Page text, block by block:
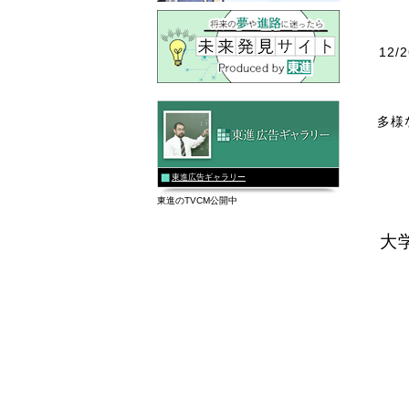
12/
多様
大
東進広告ギャラリー
東進のTVCM公開中